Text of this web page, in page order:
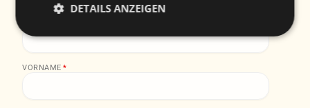
Informationen
VORNAME *
DETAILS ANZEIGEN